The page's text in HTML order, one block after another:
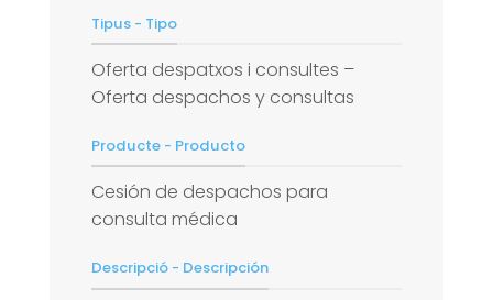
Tipus - Tipo
Oferta despatxos i consultes –
Oferta despachos y consultas
Producte - Producto
Cesión de despachos para
consulta médica
Descripció - Descripción